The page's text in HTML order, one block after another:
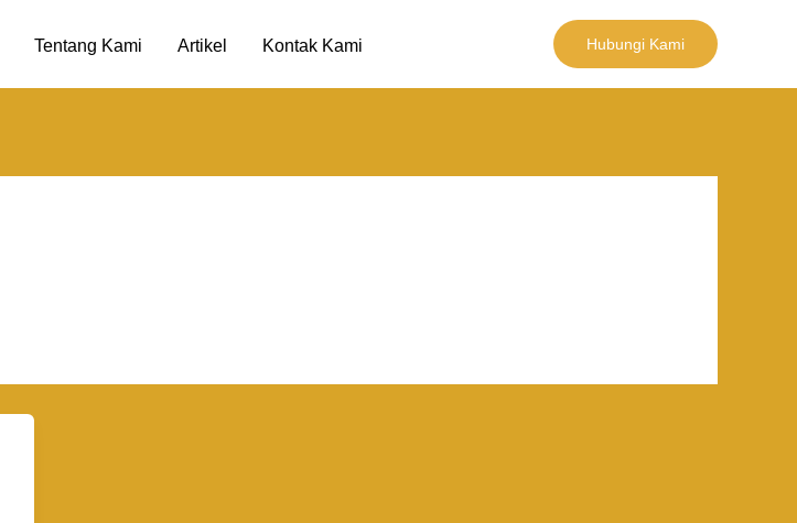
Tentang Kami Artikel Kontak Kami Hubungi Kami